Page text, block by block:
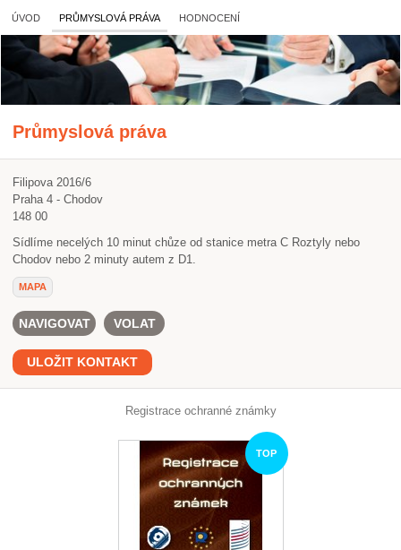
ÚVOD PRŮMYSLOVÁ PRÁVA HODNOCENÍ
Průmyslová práva
Filipova 2016/6
Praha 4 - Chodov
148 00
Sídlíme necelých 10 minut chůze od stanice metra C Roztyly nebo
Chodov nebo 2 minuty autem z D1.
MAPA
NAVIGOVAT VOLAT
ULOŽIT KONTAKT
Registrace ochranné známky
TOP